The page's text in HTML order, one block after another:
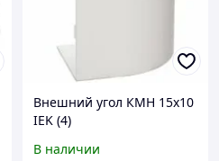
Внешний угол КМН 15х10
IEK (4)
В наличии